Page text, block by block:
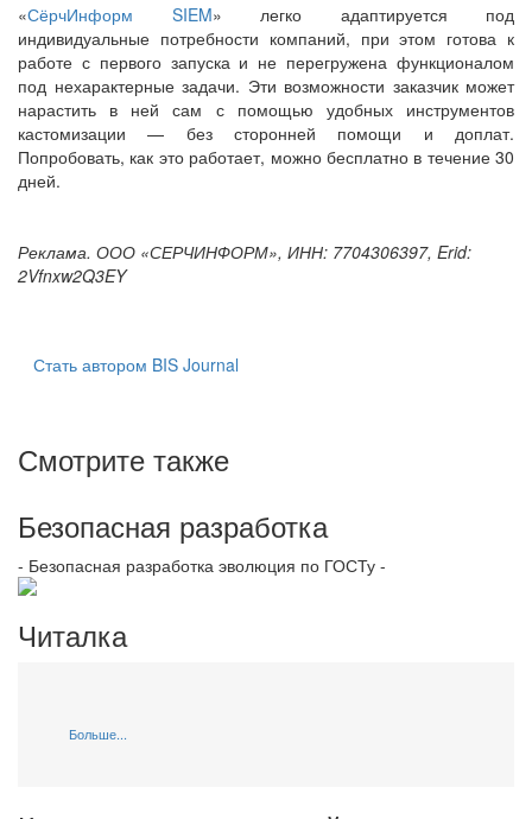
«СёрчИнформ SIEM» легко адаптируется под
индивидуальные потребности компаний, при этом готова к
работе с первого запуска и не перегружена функционалом
под нехарактерные задачи. Эти возможности заказчик может
нарастить в ней сам с помощью удобных инструментов
кастомизации — без сторонней помощи и доплат.
Попробовать, как это работает, можно бесплатно в течение 30
дней.
Реклама. ООО «СЕРЧИНФОРМ», ИНН: 7704306397, Erid:
2Vfnxw2Q3EY
Стать автором BIS Journal
Смотрите также
Безопасная разработка
- Безопасная разработка эволюция по ГОСТу -
Читалка
Больше...